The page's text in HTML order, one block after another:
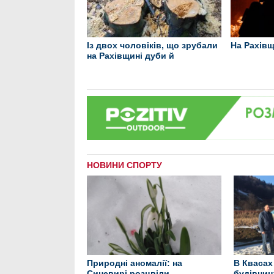
Із двох чоловіків, що зрубали
на Рахівщині дуби й
На
НОВИНИ СПОРТУ
Природні аномалії: на
В